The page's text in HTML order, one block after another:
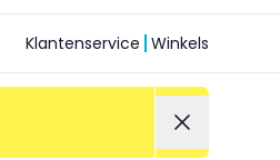
Klantenservice Winkels